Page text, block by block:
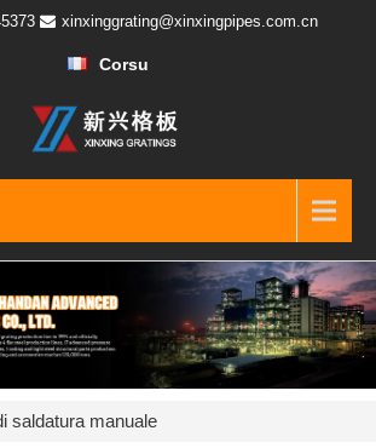
xinxinggrating@xinxingpipes.com.cn
Corsu
saldatura manuale